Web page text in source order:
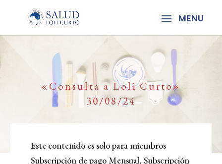
«Consulta a Loli Curto»
30/08/24
Este contenido es solo para miembros
Subscripción de pago Mensual, Subscripción